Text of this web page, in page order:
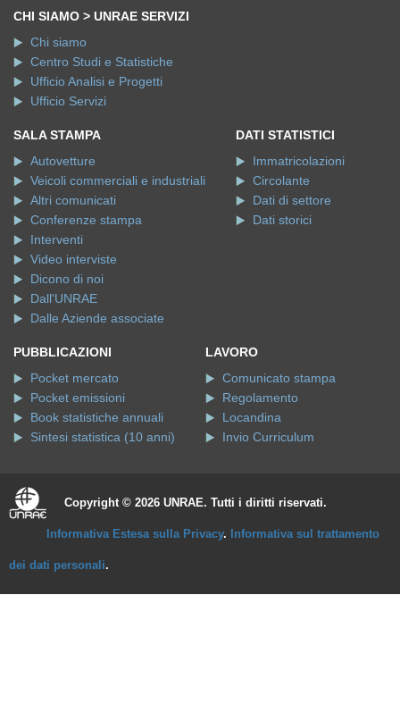
CHI SIAMO > UNRAE SERVIZI
Chi siamo
Centro Studi e Statistiche
Ufficio Analisi e Progetti
Ufficio Servizi
SALA STAMPA
Autovetture
Veicoli commerciali e industriali
Altri comunicati
Conferenze stampa
Interventi
Video interviste
Dicono di noi
Dall'UNRAE
Dalle Aziende associate
DATI STATISTICI
Immatricolazioni
Circolante
Dati di settore
Dati storici
PUBBLICAZIONI
Pocket mercato
Pocket emissioni
Book statistiche annuali
Sintesi statistica (10 anni)
LAVORO
Comunicato stampa
Regolamento
Locandina
Invio Curriculum
Copyright © 2026 UNRAE. Tutti i diritti riservati.
Informativa Estesa sulla Privacy. Informativa sul trattamento
dei dati personali.